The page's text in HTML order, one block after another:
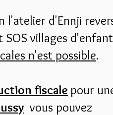
l'atelier d'Ennji
SOS villages
n'est possible.
fiscale pour
vous pouvez